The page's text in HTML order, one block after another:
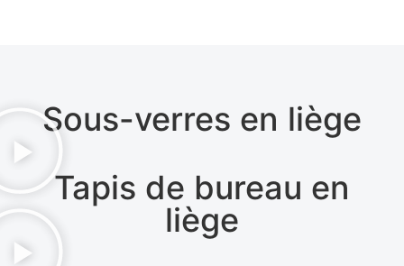
Sous-verres en liège
Tapis de bureau en
liège